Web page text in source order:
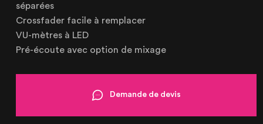
Lille
21 Avenue de l'Europe
59223 Roncq, France
+33 (3) 74 49 25 11
séparées
Crossfader facile à remplacer
VU-mètres à LED
Pré-écoute avec option de mixage
Demande de devis